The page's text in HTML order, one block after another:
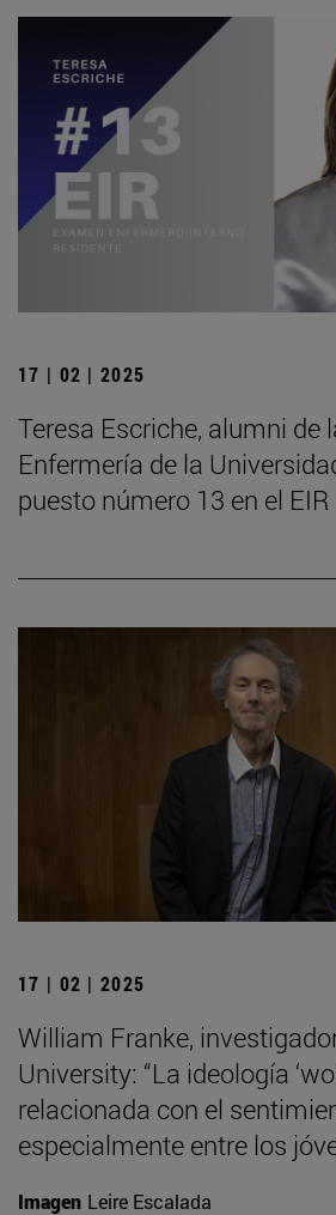
17 | 02 | 2025
Teresa Escriche, alumni de
Enfermería de la
puesto número 13 en el EIR
17 | 02 | 2025
William Franke,
University: “La ideología
relacionada con el
especialmente entre los
Imagen Leire Escalada